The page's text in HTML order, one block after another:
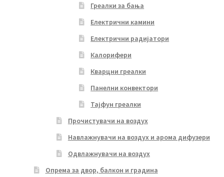
Греалки за бања
Електрични камини
Електрични радијатори
Калорифери
Кварцни греалки
Панелни конвектори
Тајфун греалки
Прочистувачи на воздух
Навлажнувачи на воздух и арома дифузери
Одвлажнувачи на воздух
Опрема за двор, балкон и градина